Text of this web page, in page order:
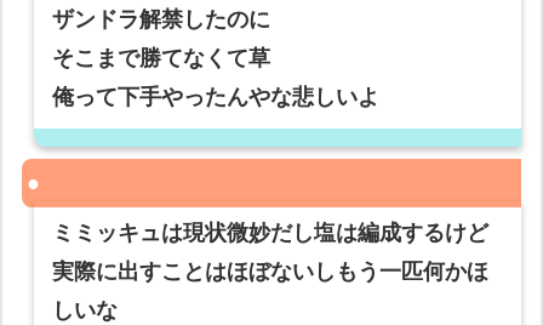
ザンドラ解禁したのに
そこまで勝てなくて草
俺って下手やったんやな悲しいよ
ミミッキュは現状微妙だし塩は編成するけど
実際に出すことはほぼないしもう一匹何かほ
しいな